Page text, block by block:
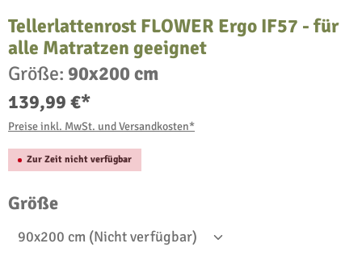
Tellerlattenrost FLOWER Ergo IF57 - für
alle Matratzen geeignet
Größe: 90x200 cm
139,99 €*
Preise inkl. MwSt. und Versandkosten*
Zur Zeit nicht verfügbar
Größeauswählen